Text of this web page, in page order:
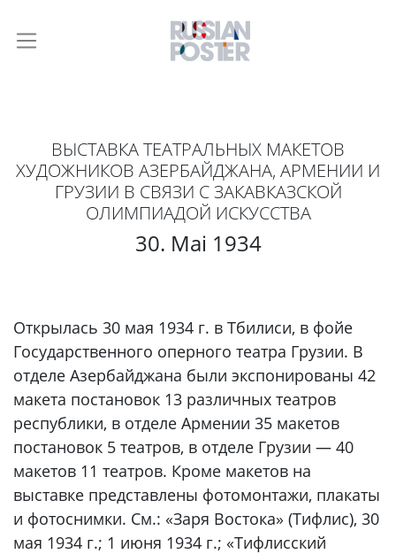
ВЫСТАВКА ТЕАТРАЛЬНЫХ МАКЕТОВ
ХУДОЖНИКОВ АЗЕРБАЙДЖАНА, АРМЕНИИ И
ГРУЗИИ В СВЯЗИ С ЗАКАВКАЗСКОЙ
ОЛИМПИАДОЙ ИСКУССТВА
30. Mai 1934
Открылась 30 мая 1934 г. в Тбилиси, в фойе
Государственного оперного театра Грузии. В
отделе Азербайджана были экспонированы 42
макета постановок 13 различных театров
республики, в отделе Армении 35 макетов
постановок 5 театров, в отделе Грузии — 40
макетов 11 театров. Кроме макетов на
выставке представлены фотомонтажи, плакаты
и фотоснимки. См.: «Заря Востока» (Тифлис), 30
мая 1934 г.; 1 июня 1934 г.; «Тифлисский